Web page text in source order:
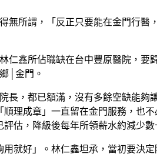
所謂，「反正只要能在金門行醫
鑫所佔職缺在台中豐原醫院，要
│金門。
，都已額滿，沒有多餘空缺能夠
理成章」一直留在金門服務，也
估，降級後每年所領薪水約減少數
就好」。林仁鑫坦承，當初要決